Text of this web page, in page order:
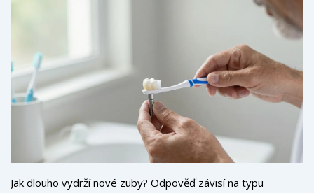
Jak dlouho vydrží nové zuby? Odpověď závisí na typu